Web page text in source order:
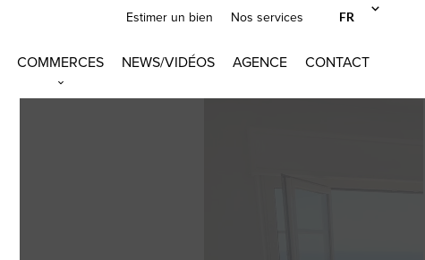
Estimer un bien Nos services FR
COMMERCES NEWS/VIDÉOS AGENCE CONTACT